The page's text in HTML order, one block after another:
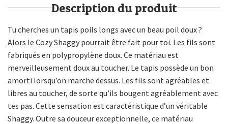
Description du produit
Tu cherches un tapis poils longs avec un beau poil doux ?
Alors le Cozy Shaggy pourrait être fait pour toi. Les fils sont
fabriqués en polypropylène doux. Ce matériau est
merveilleusement doux au toucher. Le tapis possède un bon
amorti lorsqu’on marche dessus. Les fils sont agréables et
libres au toucher, de sorte qu’ils bougent agréablement avec
tes pas. Cette sensation est caractéristique d’un véritable
Shaggy. Outre sa douceur exceptionnelle, ce matériau